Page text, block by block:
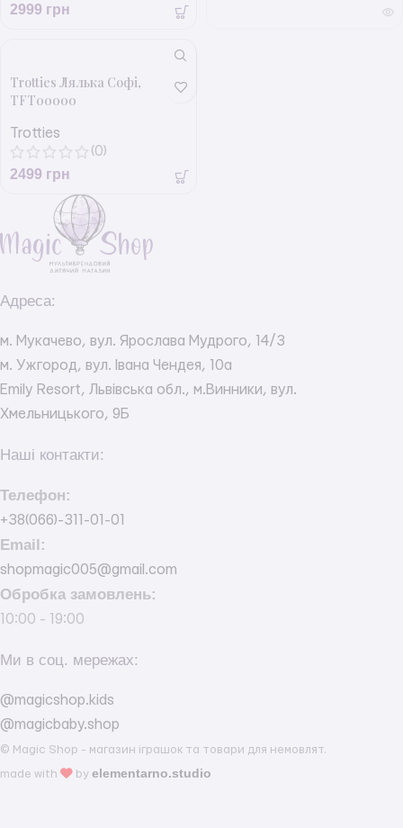
2999 грн
Trotties Лялька Софі,
TFT00000
Trotties
(0)
2499 грн
Адреса:
м. Мукачево, вул. Ярослава Мудрого, 14/3
м. Ужгород, вул. Івана Чендея, 10а
Emily Resort, Львівська обл., м.Винники, вул.
Хмельницького, 9Б
Наші контакти:
Телефон:
+38(066)-311-01-01
Email:
shopmagic005@gmail.com
Обробка замовлень:
10:00 - 19:00
Ми в соц. мережах:
@magicshop.kids
@magicbaby.shop
© Magic Shop - магазин іграшок та товари для немовлят.
made with by elementarno.studio